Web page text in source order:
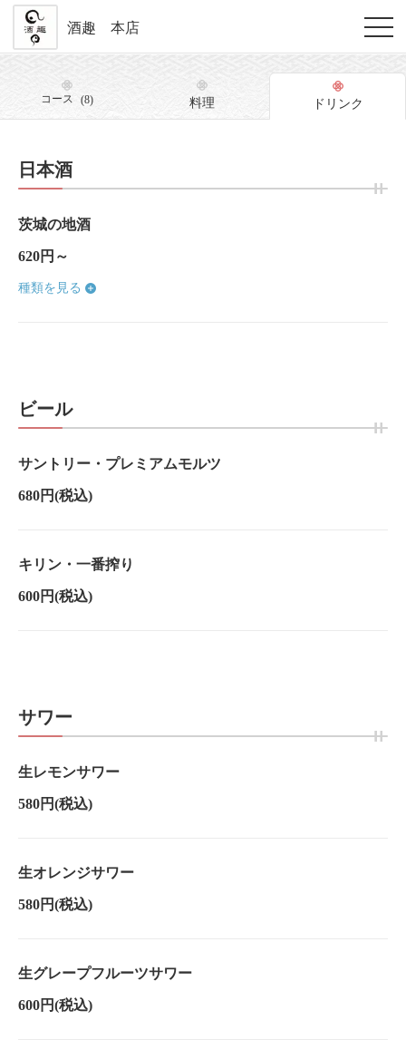
酒趣 本店
コース (8) 料理 ドリンク
日本酒
茨城の地酒
620円～
種類を見る
ビール
サントリー・プレミアムモルツ
680円(税込)
キリン・一番搾り
600円(税込)
サワー
生レモンサワー
580円(税込)
生オレンジサワー
580円(税込)
生グレープフルーツサワー
600円(税込)